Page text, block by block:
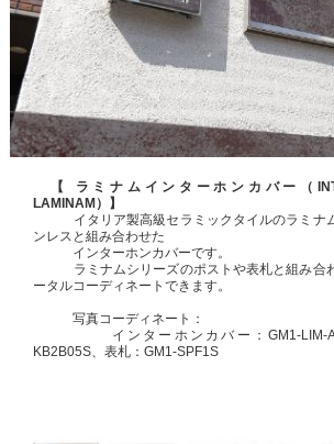
【 ラミナムインターホンカバー（
LAMINAM）】
イタリア製高級セラミックタイルのラミナム
ンレスと組み合わせた
インターホンカバーです。
ラミナムシリーズのポストや表札と組み合わ
ータルコーディネートできます。
写真コーディネート：
インターホンカバー：GM1-LIM-AS
KB2B05S、表札：GM1-SPF1S